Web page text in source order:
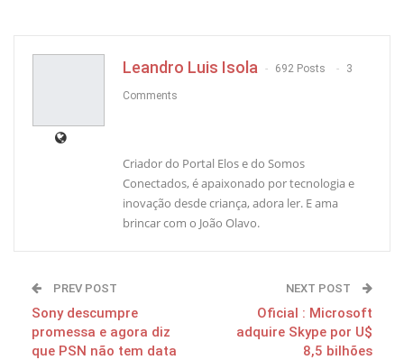
Leandro Luis Isola 692 Posts 3
Comments
Criador do Portal Elos e do Somos
Conectados, é apaixonado por tecnologia e
inovação desde criança, adora ler. E ama
brincar com o João Olavo.
PREV POST
Sony descumpre
promessa e agora diz
que PSN não tem data
NEXT POST
Oficial : Microsoft
adquire Skype por U$
8,5 bilhões